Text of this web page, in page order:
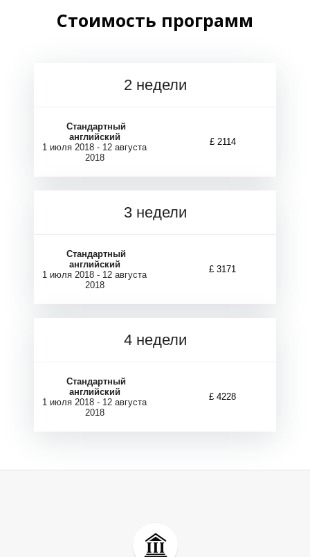
Р
Стоимость программ
2 недели
Стандартный
английский
1 июля 2018 - 12 августа
2018
£ 2114
3 недели
Стандартный
английский
1 июля 2018 - 12 августа
2018
£ 3171
4 недели
Стандартный
английский
1 июля 2018 - 12 августа
2018
£ 4228
Р